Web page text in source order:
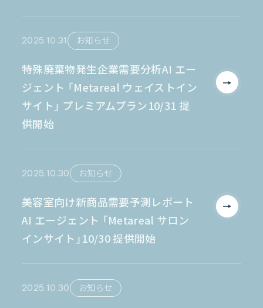
2025.10.31 お知らせ
特殊廃棄物発生企業需要分析AI エー
ジェント 「Metareal ウェイストイン
サイト」 プレミアムプラン10/31 提
供開始
2025.10.30 お知らせ
美容室向け新商品需要予測レポート
AI エージェント 「Metareal サロン
インサイト」10/30 提供開始
2025.10.30 お知らせ